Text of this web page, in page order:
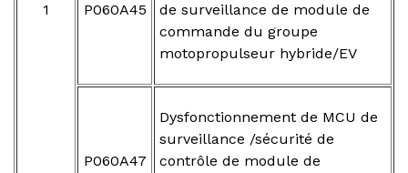
1 P060A45
de surveillance de module de
commande du groupe
motopropulseur hybride/EV
P060A47
Dysfonctionnement de MCU de
surveillance /sécurité de
contrôle de module de